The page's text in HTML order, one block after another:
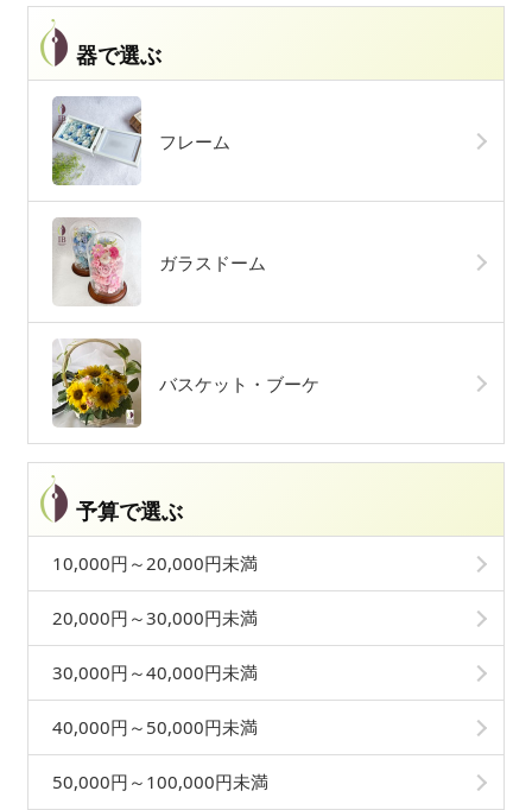
器で選ぶ
フレーム
ガラスドーム
バスケット・ブーケ
予算で選ぶ
10,000円～20,000円未満
20,000円～30,000円未満
30,000円～40,000円未満
40,000円～50,000円未満
50,000円～100,000円未満